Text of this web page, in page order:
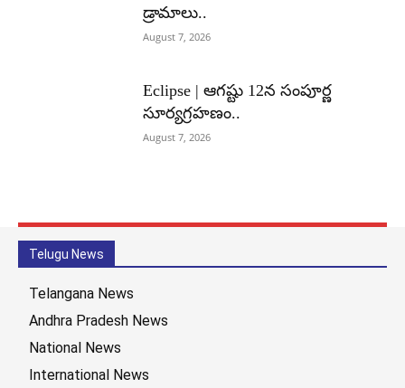
డ్రామాలు..
August 7, 2026
Eclipse | ఆగష్టు 12న సంపూర్ణ
సూర్యగ్రహణం..
August 7, 2026
Telugu News
Telangana News
Andhra Pradesh News
National News
International News